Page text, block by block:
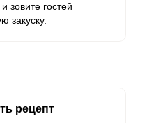
зовите гостей
закуску.
рецепт